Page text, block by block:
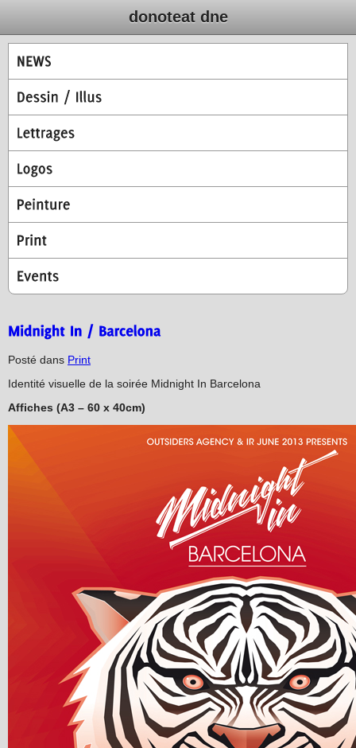
donoteat dne
Posté dans Print
Identité visuelle de la soirée Midnight In Barcelona
Affiches (A3 – 60 x 40cm)